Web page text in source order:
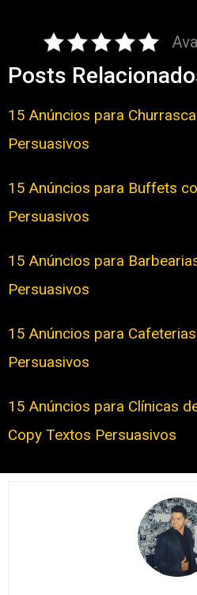
Posts
15 Anúncios para
Persuasivos
15 Anúncios para Buffets
Persuasivos
15 Anúncios para
Persuasivos
15 Anúncios para
Persuasivos
15 Anúncios para Clínicas
Copy Textos Persuasivos